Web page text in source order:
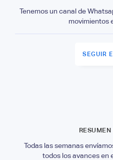
Tenemos un canal de
movimientos
SEGUIR
Todas las semanas
todos los avances en